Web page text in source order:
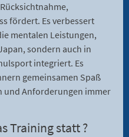
fördert. Es verbessert
mentalen Leistungen,
sondern auch in
integriert. Es
gemeinsamen Spaß
und Anforderungen immer
Training statt ?